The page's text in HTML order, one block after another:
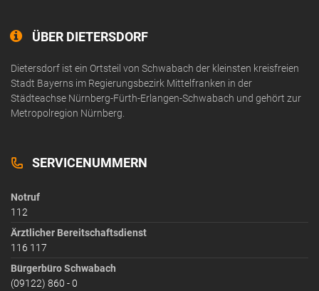
ÜBER DIETERSDORF
Dietersdorf ist ein Ortsteil von Schwabach der kleinsten kreisfreien
Stadt Bayerns im Regierungsbezirk Mittelfranken in der
Städteachse Nürnberg-Fürth-Erlangen-Schwabach und gehört zur
Metropolregion Nürnberg.
SERVICENUMMERN
Notruf
112
Ärztlicher Bereitschaftsdienst
116 117
Bürgerbüro Schwabach
(09122) 860 - 0